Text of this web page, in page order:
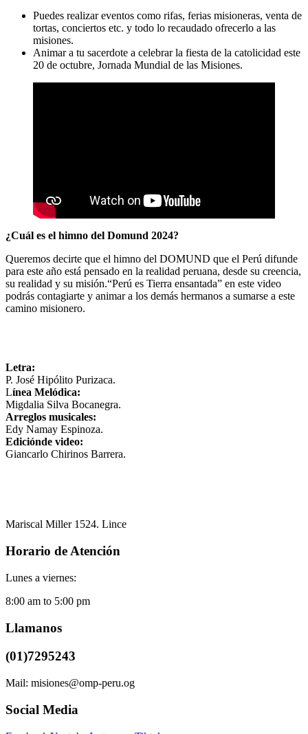
Puedes realizar eventos como rifas, ferias misioneras, venta de
tortas, conciertos etc. y todo lo recaudado ofrecerlo a las
misiones.
Animar a tu sacerdote a celebrar la fiesta de la catolicidad este
20 de octubre, Jornada Mundial de las Misiones.
¿Cuál es el himno del Domund 2024?
Queremos decirte que el himno del DOMUND que el Perú difunde
para este año está pensado en la realidad peruana, desde su creencia,
su realidad y su misión.“Perú es Tierra ensantada” en este video
podrás contagiarte y animar a los demás hermanos a sumarse a este
camino misionero.
Letra:
P. José Hipólito Purizaca.
Línea Melódica:
Migdalia Silva Bocanegra.
Arreglos musicales:
Edy Namay Espinoza.
Ediciónde video:
Giancarlo Chirinos Barrera.
Mariscal Miller 1524. Lince
Horario de Atención
Lunes a viernes:
8:00 am to 5:00 pm
Llamanos
(01)7295243
Mail: misiones@omp-peru.og
Social Media